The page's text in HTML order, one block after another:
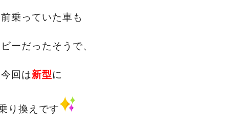
乗っていた車も
ーだったそうで、
今回は新型に
り換えです